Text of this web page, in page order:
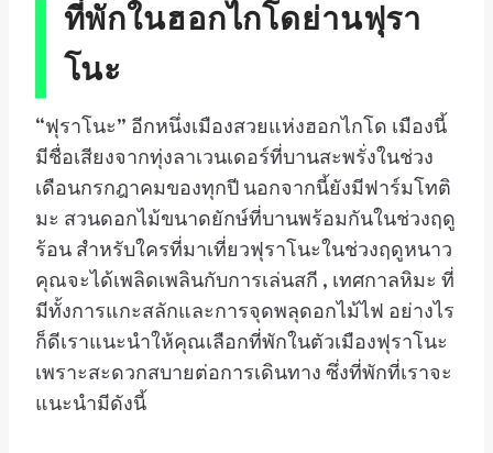
ที่พักในฮอกไกโดย่านฟุรา
โนะ
“ฟุราโนะ” อีกหนึ่งเมืองสวยแห่งฮอกไกโด เมืองนี้
มีชื่อเสียงจากทุ่งลาเวนเดอร์ที่บานสะพรั่งในช่วง
เดือนกรกฎาคมของทุกปี นอกจากนี้ยังมีฟาร์มโทติ
มะ สวนดอกไม้ขนาดยักษ์ที่บานพร้อมกันในช่วงฤดู
ร้อน สำหรับใครที่มาเที่ยวฟุราโนะในช่วงฤดูหนาว
คุณจะได้เพลิดเพลินกับการเล่นสกี , เทศกาลหิมะ ที่
มีทั้งการแกะสลักและการจุดพลุดอกไม้ไฟ อย่างไร
ก็ดีเราแนะนำให้คุณเลือกที่พักในตัวเมืองฟุราโนะ
เพราะสะดวกสบายต่อการเดินทาง ซึ่งที่พักที่เราจะ
แนะนำมีดังนี้